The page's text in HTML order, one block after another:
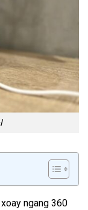
ngang 360